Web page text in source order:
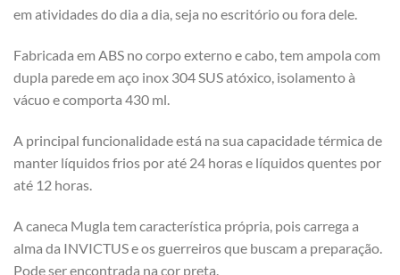
em atividades do dia a dia, seja no escritório ou fora dele.
Fabricada em ABS no corpo externo e cabo, tem ampola com
dupla parede em aço inox 304 SUS atóxico, isolamento à
vácuo e comporta 430 ml.
A principal funcionalidade está na sua capacidade térmica de
manter líquidos frios por até 24 horas e líquidos quentes por
até 12 horas.
A caneca Mugla tem característica própria, pois carrega a
alma da INVICTUS e os guerreiros que buscam a preparação.
Pode ser encontrada na cor preta.